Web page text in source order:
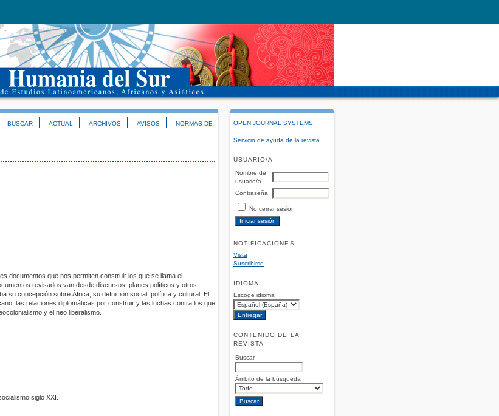
OPEN JOURNAL SYSTEMS
Servicio de ayuda de la revista
USUARIO/A
Nombre de
usuario/a
Contraseña
No cerrar sesión
NOTIFICACIONES
Vista
Suscribirse
IDIOMA
Escoge idioma
CONTENIDO DE LA
REVISTA
Buscar
Ámbito de la búsqueda
BUSCAR ACTUAL ARCHIVOS AVISOS NORMAS DE
documentos que nos permiten construir los que se llama el
revisados van desde discursos, planes políticos y otros
su concepción sobre África, su defnición social, política y cultural. El
las relaciones diplomáticas por construir y las luchas contra los que
y el neo liberalismo.
siglo XXI.